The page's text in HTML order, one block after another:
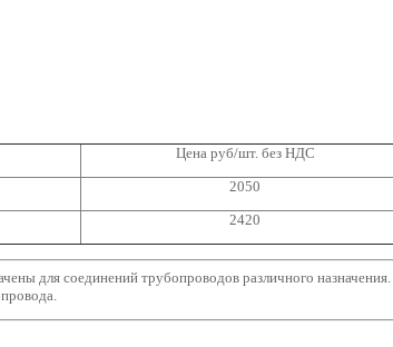
Цена руб/шт. без НДС
2050
2420
для соединений трубопроводов различного